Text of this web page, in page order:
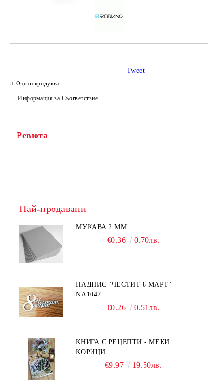
Оцени продукта
Информация за Съответствие
Tweet
Ревюта
Най-продавани
МУКАВА 2 ММ
€0.36 0.70лв.
НАДПИС "ЧЕСТИТ 8 МАРТ"
NA1047
€0.26 0.51лв.
КНИГА С РЕЦЕПТИ - МЕКИ
КОРИЦИ
€9.97 19.50лв.